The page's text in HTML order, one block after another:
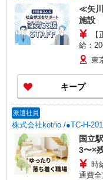
≪矢川
施設
給：
善手
によ
間） ※
手当
歓迎
者研
東
キープ
派遣社員
株式会社kotrio /●TC-H-
国立
3〜×
時
通費